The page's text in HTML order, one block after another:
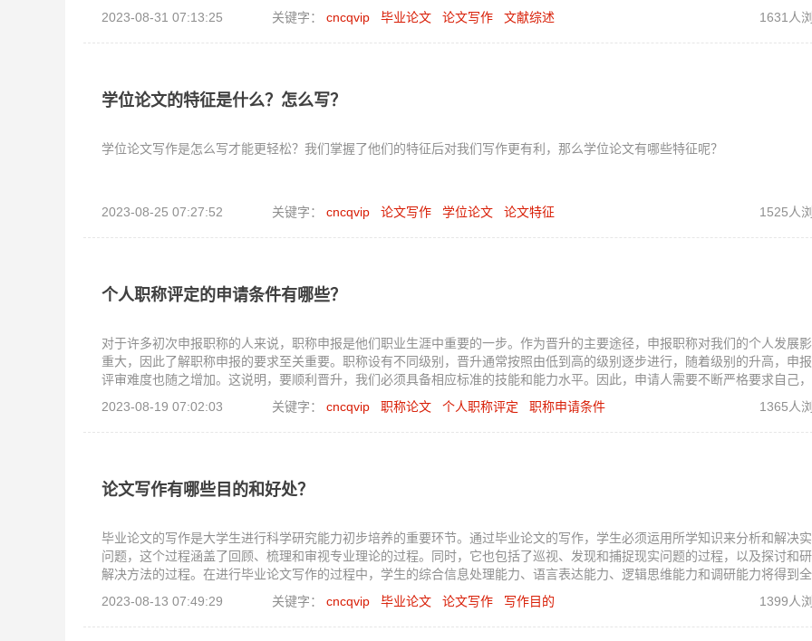
2023-08-31 07:13:25 关键字： cncqvip 毕业论文 论文写作 文献综述 1631人
学位论文的特征是什么？怎么写？
学位论文写作是怎么写才能更轻松？我们掌握了他们的特征后对我们写作更有利，那么学位论文有哪些特征呢？
2023-08-25 07:27:52 关键字： cncqvip 论文写作 学位论文 论文特征 1525人
个人职称评定的申请条件有哪些？
对于许多初次申报职称的人来说，职称申报是他们职业生涯中重要的一步。作为晋升的主要途径，申报职称对我们的个人发展
重大，因此了解职称申报的要求至关重要。职称设有不同级别，晋升通常按照由低到高的级别逐步进行，随着级别的升高，申
评审难度也随之增加。这说明，要顺利晋升，我们必须具备相应标准的技能和能力水平。因此，申请人需要不断严格要求自己
确保顺利晋升。以初中级职称为例，让我们详细了解一下申报要求。
2023-08-19 07:02:03 关键字： cncqvip 职称论文 个人职称评定 职称申请条件 1365人
论文写作有哪些目的和好处？
毕业论文的写作是大学生进行科学研究能力初步培养的重要环节。通过毕业论文的写作，学生必须运用所学知识来分析和解决
问题，这个过程涵盖了回顾、梳理和审视专业理论的过程。同时，它也包括了巡视、发现和捕捉现实问题的过程，以及探讨和
解决方法的过程。在进行毕业论文写作的过程中，学生的综合信息处理能力、语言表达能力、逻辑思维能力和调研能力将得到
位的提升。此外，这个过程还培养了学生将理论与实际联系起来的工作作风，以及严肃认真和求实创新的精神。
2023-08-13 07:49:29 关键字： cncqvip 毕业论文 论文写作 写作目的 1399人